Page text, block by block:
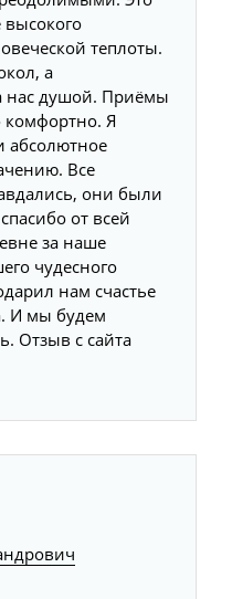
высокого
теплоты.
а
нас душой. Приёмы
Я
абсолютное
Все
они были
от всей
за наше
чудесного
нам счастье
И мы будем
Отзыв с сайта